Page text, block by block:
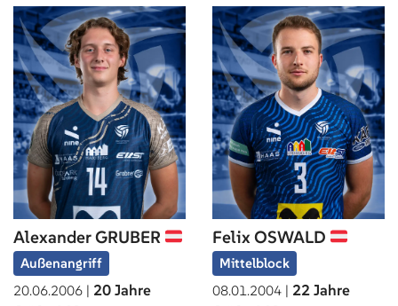
Alexander GRUBER
Außenangriff
20.06.2006 | 20 Jahre
Felix OSWALD
Mittelblock
08.01.2004 | 22 Jahre